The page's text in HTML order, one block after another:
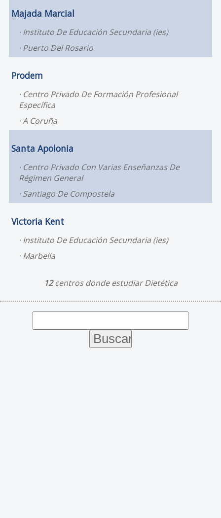
Majada Marcial
Instituto De Educación Secundaria (ies)
Puerto Del Rosario
Prodem
Centro Privado De Formación Profesional
Específica
A Coruña
Santa Apolonia
Centro Privado Con Varias Enseñanzas De
Régimen General
Santiago De Compostela
Victoria Kent
Instituto De Educación Secundaria (ies)
Marbella
12centros donde estudiar Dietética